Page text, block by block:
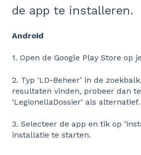
de app te installeren.
Android
1. Open de Google Play Store op
2. Typ ‘LD-Beheer’ in de
resultaten vinden, probeer dan
‘LegionellaDossier’ als alternatief.
3. Selecteer de app en tik op
installatie te starten.